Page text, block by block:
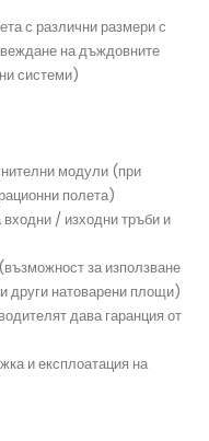
с различни размери с
на дъждовните
системи)
модули (при
полета)
/ изходни тръби и
за използване
други натоварени площи)
дава гаранция от
и експлоатация на